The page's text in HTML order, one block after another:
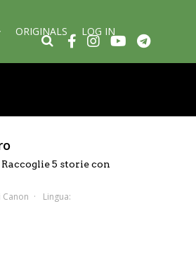
ORIGINALS LOG IN
5 storie con
Canon
Lingua: